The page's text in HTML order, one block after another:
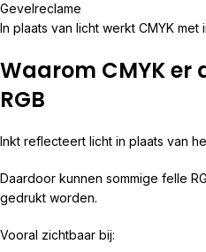
Gevelreclame
In plaats van licht werkt CMYK met
Waarom CMYK er
RGB
Inkt reflecteert licht in plaats van
Daardoor kunnen sommige felle
gedrukt worden.
Vooral zichtbaar bij: